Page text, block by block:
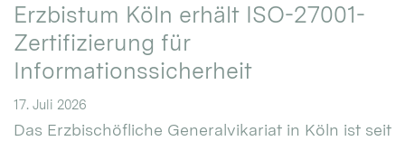
Erzbistum Köln erhält ISO-27001-
Zertifizierung für
Informationssicherheit
17. Juli 2026
Das Erzbischöfliche Generalvikariat in Köln ist seit